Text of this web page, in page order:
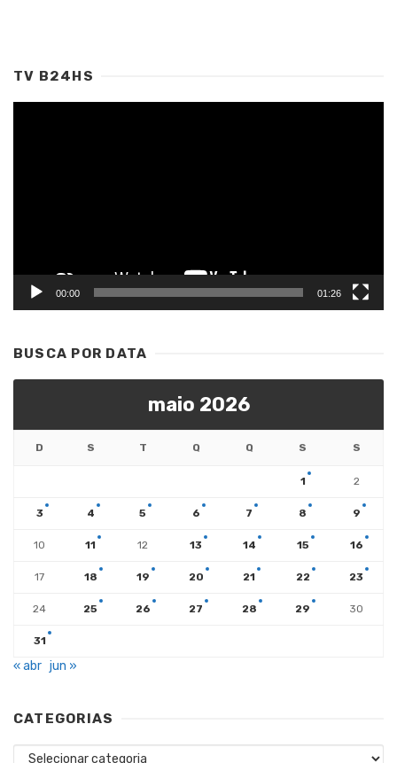
TV B24HS
00:00 01:26
BUSCA POR DATA
maio 2026
D S T Q Q S S
1 2
3 4 5 6 7 8 9
10 11 12 13 14 15 16
17 18 19 20 21 22 23
24 25 26 27 28 29 30
31
« abr jun »
CATEGORIAS
Categorias